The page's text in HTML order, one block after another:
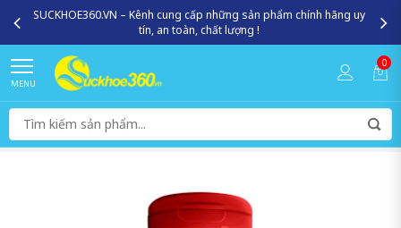
SUCKHOE360.VN – Kênh cung cấp những sản phẩm chính hãng uy
tín, an toàn, chất lượng !
MENU
0